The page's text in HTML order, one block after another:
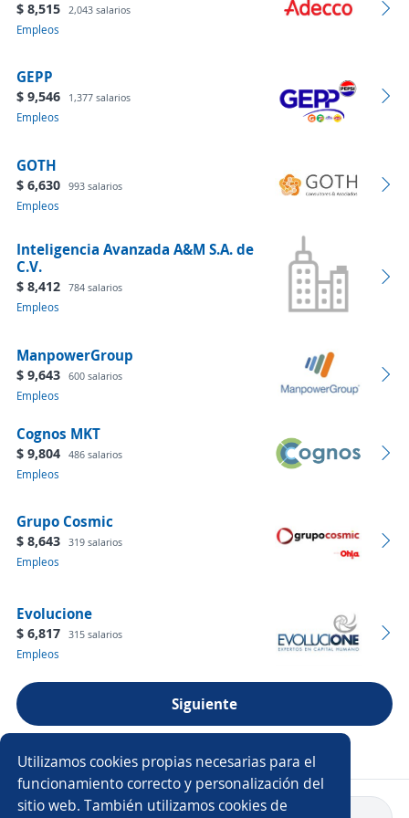
Utilizamos cookies propias necesarias para el
funcionamiento correcto y personalización del
sitio web. También utilizamos cookies de
$ 8,515 2,043 salarios
Empleos
GEPP
$ 9,546 1,377 salarios
Empleos
GOTH
$ 6,630 993 salarios
Empleos
Inteligencia Avanzada A&M S.A. de
C.V.
$ 8,412 784 salarios
Empleos
ManpowerGroup
$ 9,643 600 salarios
Empleos
Cognos MKT
$ 9,804 486 salarios
Empleos
Grupo Cosmic
$ 8,643 319 salarios
Empleos
Evolucione
$ 6,817 315 salarios
Empleos
Siguiente
Ver más empresas